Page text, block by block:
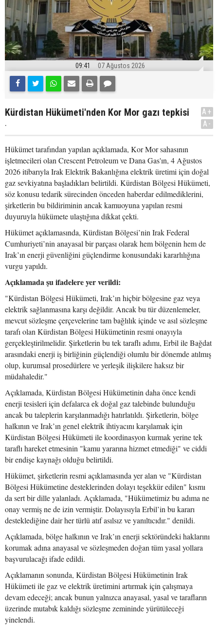
09:41 07 Ağustos 2026
Kürdistan Hükümeti'nden Kor Mor gazı tepkisi
.
A+
A-
Hükümet tarafından yapılan açıklamada, Kor Mor sahasının
işletmecileri olan Crescent Petroleum ve Dana Gas'ın, 4 Ağustos
2026 itibarıyla Irak Elektrik Bakanlığına elektrik üretimi için doğal
gaz sevkiyatına başladıkları belirtildi. Kürdistan Bölgesi Hükümeti,
söz konusu tedarik sürecinden önceden haberdar edilmediklerini,
şirketlerin bu bildiriminin ancak kamuoyuna yapılan resmi
duyuruyla hükümete ulaştığına dikkat çekti.
Hükümet açıklamasında, Kürdistan Bölgesi’nin Irak Federal
Cumhuriyeti’nin anayasal bir parçası olarak hem bölgenin hem de
Irak’ın enerji güvenliğini güçlendirme konusundaki kararlılığına
vurgu yapıldı.
Açıklamada şu ifadelere yer verildi:
"Kürdistan Bölgesi Hükümeti, Irak’ın hiçbir bölgesine gaz veya
elektrik sağlanmasına karşı değildir. Ancak bu tür düzenlemeler,
mevcut sözleşme çerçevelerine tam bağlılık içinde ve asıl sözleşme
tarafı olan Kürdistan Bölgesi Hükümetinin resmi onayıyla
gerçekleştirilmelidir. Şirketlerin bu tek taraflı adımı, Erbil ile Bağdat
arasındaki enerji iş birliğinin güçlendiği olumlu bir dönemde atılmış
olup, kurumsal prosedürlere ve yerleşik ilişkilere haksız bir
müdahaledir."
Açıklamada, Kürdistan Bölgesi Hükümetinin daha önce kendi
enerji tesisleri için defalarca ek doğal gaz talebinde bulunduğu
ancak bu taleplerin karşılanmadığı hatırlatıldı. Şirketlerin, bölge
halkının ve Irak’ın genel elektrik ihtiyacını karşılamak için
Kürdistan Bölgesi Hükümeti ile koordinasyon kurmak yerine tek
taraflı hareket etmesinin "kamu yararına hizmet etmediği" ve ciddi
bir endişe kaynağı olduğu belirtildi.
Hükümet, şirketlerin resmi açıklamasında yer alan ve "Kürdistan
Bölgesi Hükümetine desteklerinden dolayı teşekkür edilen" kısmı
da sert bir dille yalanladı. Açıklamada, "Hükümetimiz bu adıma ne
onay vermiş ne de izin vermiştir. Dolayısıyla Erbil’in bu kararı
desteklediğine dair her türlü atıf asılsız ve yanıltıcıdır." denildi.
Açıklamada, bölge halkının ve Irak’ın enerji sektöründeki haklarını
korumak adına anayasal ve sözleşmeden doğan tüm yasal yollara
başvurulacağı ifade edildi.
Açıklamanın sonunda, Kürdistan Bölgesi Hükümetinin Irak
Hükümeti ile gaz ve elektrik üretimini artırmak için çalışmaya
devam edeceği; ancak bunun yalnızca anayasal, yasal ve tarafların
üzerinde mutabık kaldığı sözleşme zemininde yürütüleceği
yinelendi.